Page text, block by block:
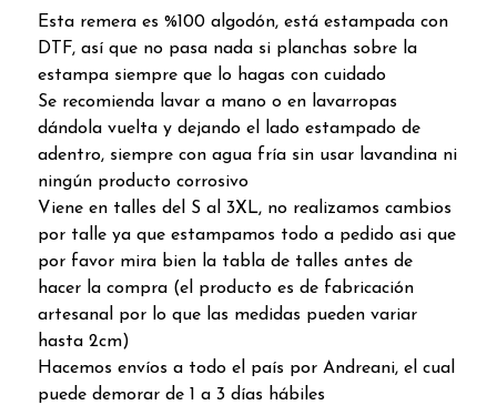
Esta remera es %100 algodón, está estampada con
DTF, así que no pasa nada si planchas sobre la
estampa siempre que lo hagas con cuidado
Se recomienda lavar a mano o en lavarropas
dándola vuelta y dejando el lado estampado de
adentro, siempre con agua fría sin usar lavandina ni
ningún producto corrosivo
Viene en talles del S al 3XL, no realizamos cambios
por talle ya que estampamos todo a pedido asi que
por favor mira bien la tabla de talles antes de
hacer la compra (el producto es de fabricación
artesanal por lo que las medidas pueden variar
hasta 2cm)
Hacemos envíos a todo el país por Andreani, el cual
puede demorar de 1 a 3 días hábiles